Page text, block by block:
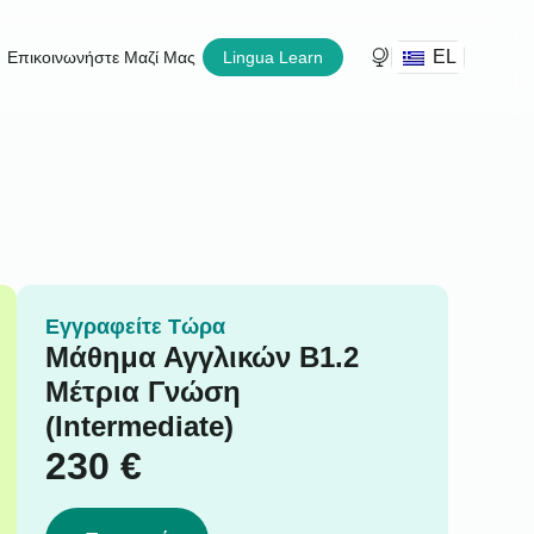
Επικοινωνήστε Μαζί Μας Lingua Learn EL
Εγγραφείτε Τώρα
Μάθημα Αγγλικών B1.2
Μέτρια Γνώση
(Intermediate)
230 €